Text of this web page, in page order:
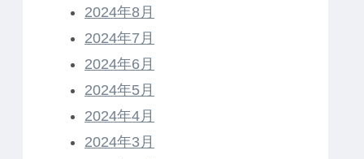
2024年8月
2024年7月
2024年6月
2024年5月
2024年4月
2024年3月